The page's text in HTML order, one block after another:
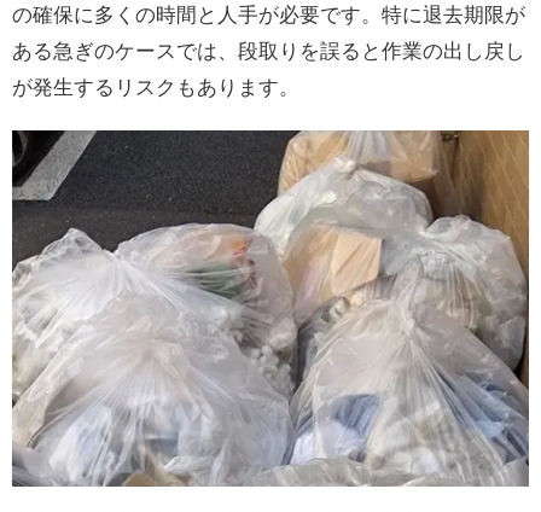
の確保に多くの時間と人手が必要です。特に退去期限が
ある急ぎのケースでは、段取りを誤ると作業の出し戻し
が発生するリスクもあります。